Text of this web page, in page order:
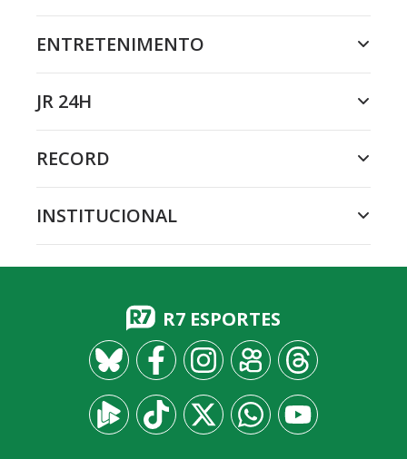
ENTRETENIMENTO
JR 24H
RECORD
INSTITUCIONAL
R7 ESPORTES